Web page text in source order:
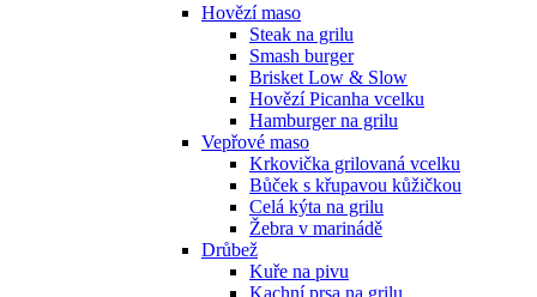
Hovězí maso
Steak na grilu
Smash burger
Brisket Low & Slow
Hovězí Picanha vcelku
Hamburger na grilu
Vepřové maso
Krkovička grilovaná vcelku
Bůček s křupavou kůžičkou
Celá kýta na grilu
Žebra v marinádě
Drůbež
Kuře na pivu
Kachní prsa na grilu